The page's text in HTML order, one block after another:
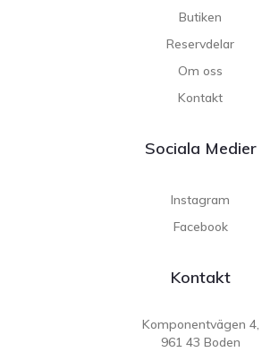
Butiken
Reservdelar
Om oss
Kontakt
Sociala Medier
Instagram
Facebook
Kontakt
Komponentvägen 4,
961 43 Boden